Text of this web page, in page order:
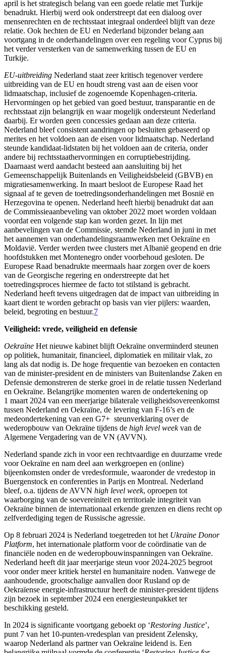
april is het strategisch belang van een goede relatie met Turkije
benadrukt. Hierbij werd ook onderstreept dat een dialoog over
mensenrechten en de rechtsstaat integraal onderdeel blijft van deze
relatie. Ook hechten de EU en Nederland bijzonder belang aan
voortgang in de onderhandelingen over een regeling voor Cyprus bij
het verder versterken van de samenwerking tussen de EU en
Turkije.
EU-uitbreiding Nederland staat zeer kritisch tegenover verdere
uitbreiding van de EU en houdt streng vast aan de eisen voor
lidmaatschap, inclusief de zogenoemde Kopenhagen-criteria.
Hervormingen op het gebied van goed bestuur, transparantie en de
rechtsstaat zijn belangrijk en waar mogelijk ondersteunt Nederland
daarbij. Er worden geen concessies gedaan aan deze criteria.
Nederland bleef consistent aandringen op besluiten gebaseerd op
merites en het voldoen aan de eisen voor lidmaatschap. Nederland
steunde kandidaat-lidstaten bij het voldoen aan de criteria, onder
andere bĳ rechtsstaathervormingen en corruptiebestrĳding.
Daarnaast werd aandacht besteed aan aansluiting bĳ het
Gemeenschappelĳk Buitenlands en Veiligheidsbeleid (GBVB) en
migratiesamenwerking. In maart besloot de Europese Raad het
signaal af te geven de toetredingsonderhandelingen met Bosnië en
Herzegovina te openen. Nederland heeft hierbij benadrukt dat aan
de Commissieaanbeveling van oktober 2022 moet worden voldaan
voordat een volgende stap kan worden gezet. In lijn met
aanbevelingen van de Commissie, stemde Nederland in juni in met
het aannemen van onderhandelingsraamwerken met Oekraïne en
Moldavië. Verder werden twee clusters met Albanië geopend en drie
hoofdstukken met Montenegro onder voorbehoud gesloten. De
Europese Raad benadrukte meermaals haar zorgen over de koers
van de Georgische regering en onderstreepte dat het
toetredingsproces hiermee de facto tot stilstand is gebracht.
Nederland heeft tevens uitgedragen dat de impact van uitbreiding in
kaart dient te worden gebracht op basis van vier pijlers: waarden,
beleid, begroting en bestuur.7
Veiligheid: vrede, veiligheid en defensie
Oekraïne Het nieuwe kabinet blijft Oekraïne onverminderd steunen
op politiek, humanitair, financieel, diplomatiek en militair vlak, zo
lang als dat nodig is. De hoge frequentie van bezoeken en contacten
van de minister-president en de ministers van Buitenlandse Zaken en
Defensie demonstreren de sterke groei in de relatie tussen Nederland
en Oekraïne. Belangrijke momenten waren de ondertekening op
1 maart 2024 van een meerjarige bilaterale veiligheidsovereenkomst
tussen Nederland en Oekraïne, de levering van F-16’s en de
medeondertekening van een G7+ steunverklaring over de
wederopbouw van Oekraïne tijdens de high level weekvan de
Algemene Vergadering van de VN (AVVN).
Nederland spande zich in voor een rechtvaardige en duurzame vrede
voor Oekraïne en nam deel aan werkgroepen en (online)
bijeenkomsten onder de vredesformule, waaronder de vredestop in
Buergenstock en conferenties in Parijs en Montreal. Nederland
bleef, o.a. tijdens de AVVN high level week, oproepen tot
waarborging van de soevereiniteit en territoriale integriteit van
Oekraïne binnen de internationaal erkende grenzen en diens recht op
zelfverdediging tegen de Russische agressie.
Op 8 februari 2024 is Nederland toegetreden tot het Ukraine Donor
Platform, het internationale platform voor de coördinatie van de
financiële noden en de wederopbouwinspanningen van Oekraïne.
Nederland heeft dit jaar meerjarige steun voor 2024-2025 begroot
voor onder meer kritiek herstel en humanitaire noden. Vanwege de
aanhoudende, grootschalige aanvallen door Rusland op de
Oekraïense energie-infrastructuur heeft de minister-president tijdens
zijn bezoek in september 2024 een energiesteunpakket ter
beschikking gesteld.
In 2024 is significante voortgang geboekt op ‘Restoring Justice’,
punt 7 van het 10-punten-vredesplan van president Zelensky,
waarop Nederland als partner van Oekraïne leidend is. Een